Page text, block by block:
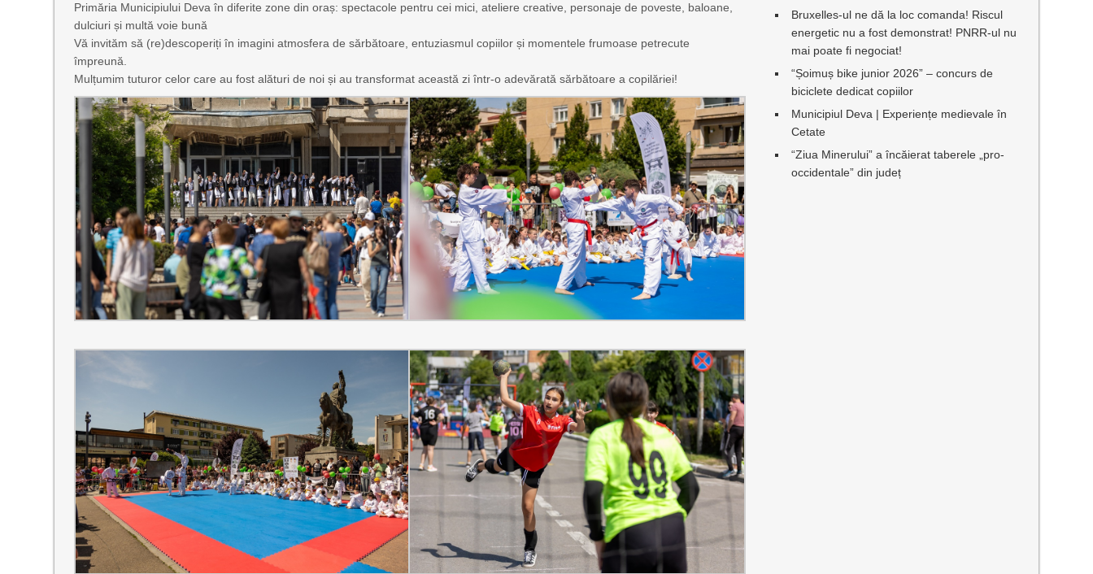
Primăria Municipiului Deva în diferite zone din oraș: spectacole pentru cei mici, ateliere creative, personaje de poveste, baloane,
dulciuri și multă voie bună
Vă invităm să (re)descoperiți în imagini atmosfera de sărbătoare, entuziasmul copiilor și momentele frumoase petrecute
împreună.
Mulțumim tuturor celor care au fost alături de noi și au transformat această zi într-o adevărată sărbătoare a copilăriei!
Bruxelles-ul ne dă la loc comanda! Riscul
energetic nu a fost demonstrat! PNRR-ul nu
mai poate fi negociat!
“Șoimuș bike junior 2026” – concurs de
biciclete dedicat copiilor
Municipiul Deva | Experiențe medievale în
Cetate
“Ziua Minerului” a încăierat taberele „pro-
occidentale” din județ